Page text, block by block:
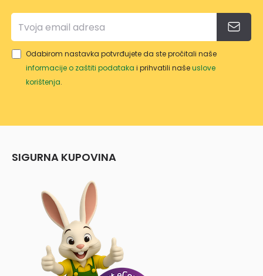
Odabirom nastavka potvrđujete da ste pročitali naše
informacije o zaštiti podataka i prihvatili našeuslove
korištenja.
SIGURNA KUPOVINA